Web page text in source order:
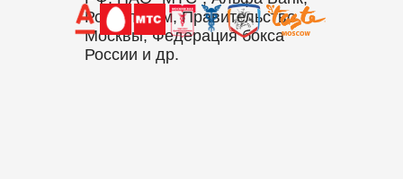
Ростелеком, Правительство
Москвы, Федерация бокса
России и др.